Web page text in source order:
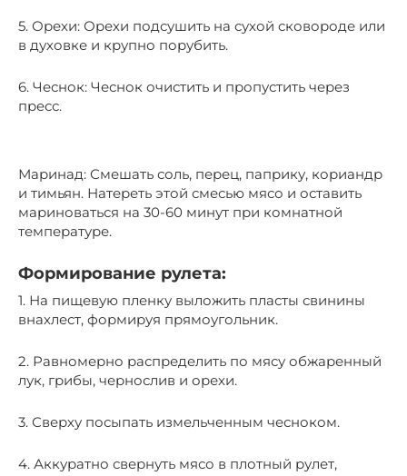
5. Орехи: Орехи подсушить на сухой сковороде или
в духовке и крупно порубить.
6. Чеснок: Чеснок очистить и пропустить через
пресс.
Маринад: Смешать соль, перец, паприку, кориандр
и тимьян. Натереть этой смесью мясо и оставить
мариноваться на 30-60 минут при комнатной
температуре.
Формирование рулета:
1. На пищевую пленку выложить пласты свинины
внахлест, формируя прямоугольник.
2. Равномерно распределить по мясу обжаренный
лук, грибы, чернослив и орехи.
3. Сверху посыпать измельченным чесноком.
4. Аккуратно свернуть мясо в плотный рулет,